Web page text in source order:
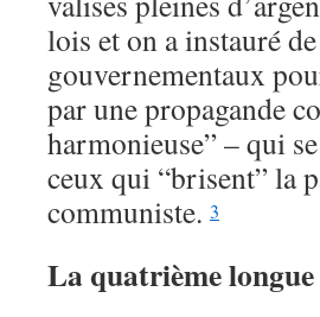
lois et on a instauré
gouvernementaux
par une propagande
harmonieuse” – qui
ceux qui “brisent” la
communiste. 3
La quatrième